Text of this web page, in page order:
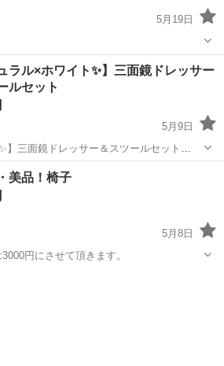
5月19日
ドレッサー
ラル×ホワイト✨】三面鏡ドレッサー
ルセット
5月9日
】三面鏡ドレッサー＆スツールセット
ッサー（スツール付き） ⸻ 【✨おす
ル天板×ホワイトフレームの大人可愛い
顔・...
ドレッサー
美品！椅子
5月8日
円にさせて頂きます。